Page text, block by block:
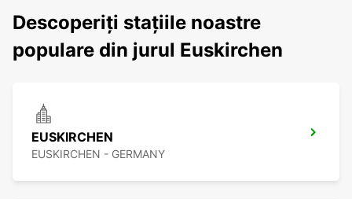
Descoperiți stațiile noastre
populare din jurul Euskirchen
EUSKIRCHEN
EUSKIRCHEN - GERMANY